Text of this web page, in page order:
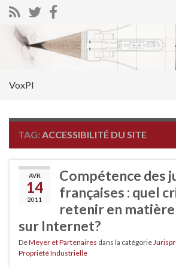
Search for:
VoxPI
TAG: ACCESSIBILITÉ DU SITE
AVR
14
2011
Compétence des
françaises : quel
retenir en
sur Internet?
DeMeyer et Partenaires dans la catégorie
Propriété Industrielle